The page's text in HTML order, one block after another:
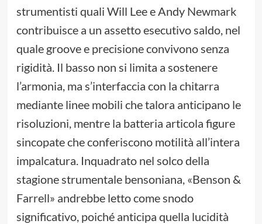
strumentisti quali Will Lee e Andy Newmark
contribuisce a un assetto esecutivo saldo, nel
quale groove e precisione convivono senza
rigidità. Il basso non si limita a sostenere
l’armonia, ma s’interfaccia con la chitarra
mediante linee mobili che talora anticipano le
risoluzioni, mentre la batteria articola figure
sincopate che conferiscono motilità all’intera
impalcatura. Inquadrato nel solco della
stagione strumentale bensoniana, «Benson &
Farrell» andrebbe letto come snodo
significativo, poiché anticipa quella lucidità